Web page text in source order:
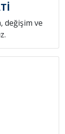
değişim ve